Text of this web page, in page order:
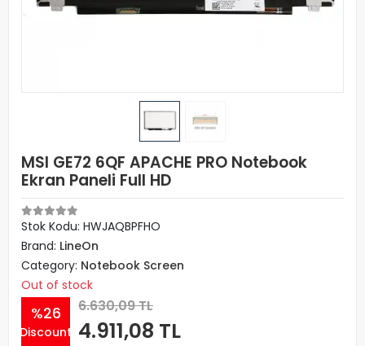
MSI GE72 6QF APACHE PRO Notebook
Ekran Paneli Full HD
Stok Kodu: HWJAQBPFHO
Brand: LineOn
Category: Notebook Screen
Out of stock
%26
Discount
6.630,09 TL
4.911,08 TL